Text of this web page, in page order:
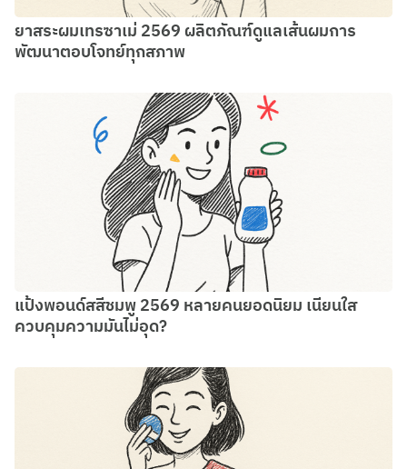
ยาสระผมเทรซาเม่ 2569 ผลิตภัณฑ์ดูแลเส้นผมการ
พัฒนาตอบโจทย์ทุกสภาพ
แป้งพอนด์สสีชมพู 2569 หลายคนยอดนิยม เนียนใส
ควบคุมความมันไม่อุด?